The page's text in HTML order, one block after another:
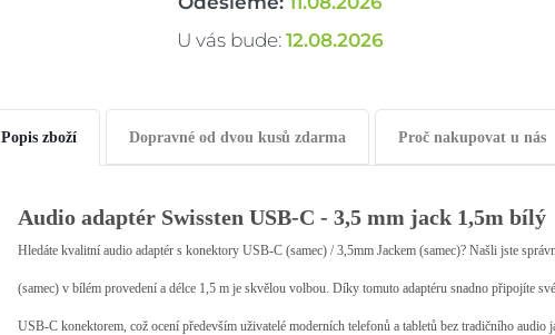
U vás bude: 12.08.2026
Popis zboží Dopravné od dvou kusů zdarma Proč nakupovat u nás
Audio adaptér Swissten USB-C - 3,5 mm jack 1,5m bílý
Hledáte kvalitní audio adaptér s konektory USB-C (samec) / 3,5mm Jackem (samec)? Našli jste
(samec) v bílém provedení a délce 1,5 m je skvělou volbou. Díky tomuto adaptéru snadno připojíte
USB-C konektorem, což ocení především uživatelé moderních telefonů a tabletů bez tradičního audio